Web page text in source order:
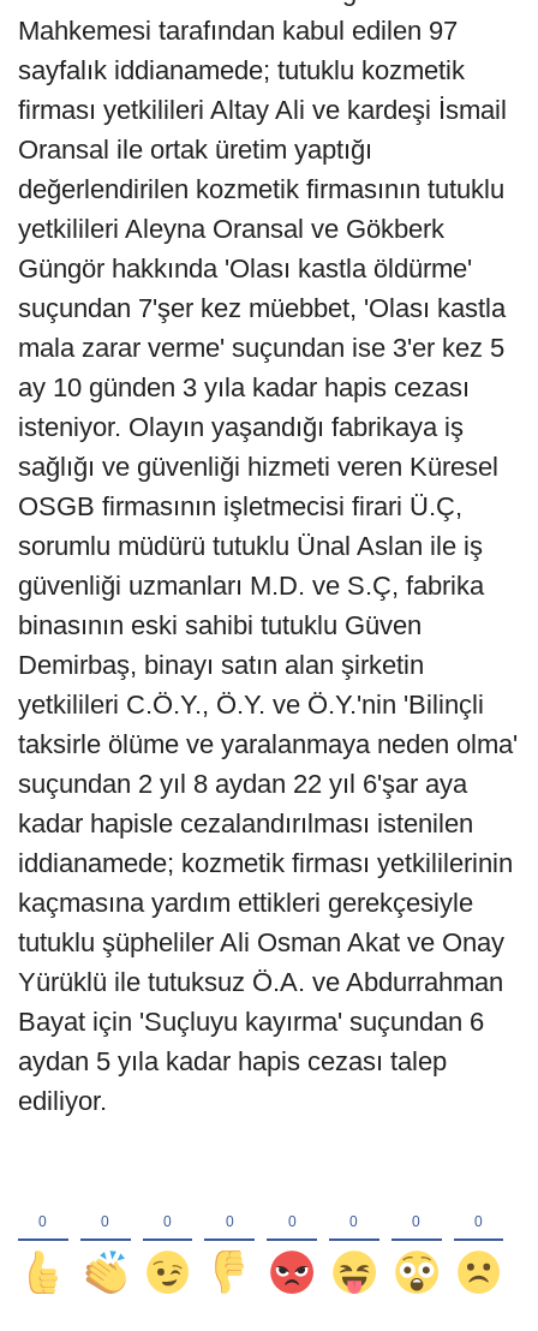
Mahkemesi tarafından kabul edilen 97
sayfalık iddianamede; tutuklu kozmetik
firması yetkilileri Altay Ali ve kardeşi İsmail
Oransal ile ortak üretim yaptığı
değerlendirilen kozmetik firmasının tutuklu
yetkilileri Aleyna Oransal ve Gökberk
Güngör hakkında 'Olası kastla öldürme'
suçundan 7'şer kez müebbet, 'Olası kastla
mala zarar verme' suçundan ise 3'er kez 5
ay 10 günden 3 yıla kadar hapis cezası
isteniyor. Olayın yaşandığı fabrikaya iş
sağlığı ve güvenliği hizmeti veren Küresel
OSGB firmasının işletmecisi firari Ü.Ç,
sorumlu müdürü tutuklu Ünal Aslan ile iş
güvenliği uzmanları M.D. ve S.Ç, fabrika
binasının eski sahibi tutuklu Güven
Demirbaş, binayı satın alan şirketin
yetkilileri C.Ö.Y., Ö.Y. ve Ö.Y.'nin 'Bilinçli
taksirle ölüme ve yaralanmaya neden olma'
suçundan 2 yıl 8 aydan 22 yıl 6'şar aya
kadar hapisle cezalandırılması istenilen
iddianamede; kozmetik firması yetkililerinin
kaçmasına yardım ettikleri gerekçesiyle
tutuklu şüpheliler Ali Osman Akat ve Onay
Yürüklü ile tutuksuz Ö.A. ve Abdurrahman
Bayat için 'Suçluyu kayırma' suçundan 6
aydan 5 yıla kadar hapis cezası talep
ediliyor.